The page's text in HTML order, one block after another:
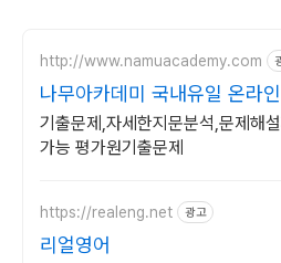
http://www.namuacademy.com
나무아카데미 국내유일 온라
기출문제,자세한지문분석,문제해
가능 평가원기출문제
https://realeng.net 광고
리얼영어